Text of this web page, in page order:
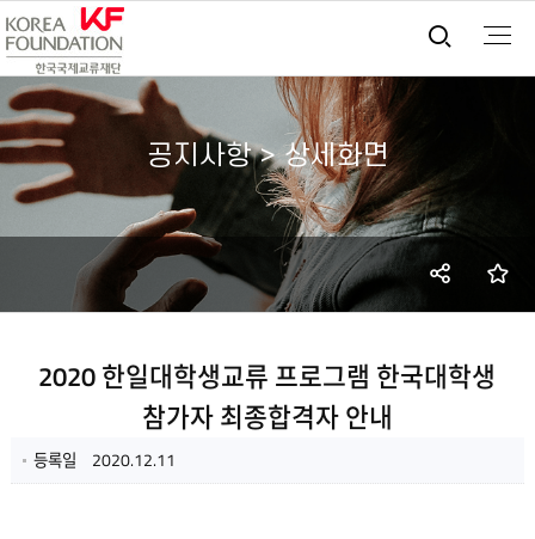
통합
공지사항 > 상세화면
SNS
2020 한일대학생교류 프로그램 한국대학생
참가자 최종합격자 안내
등록일 2020.12.11